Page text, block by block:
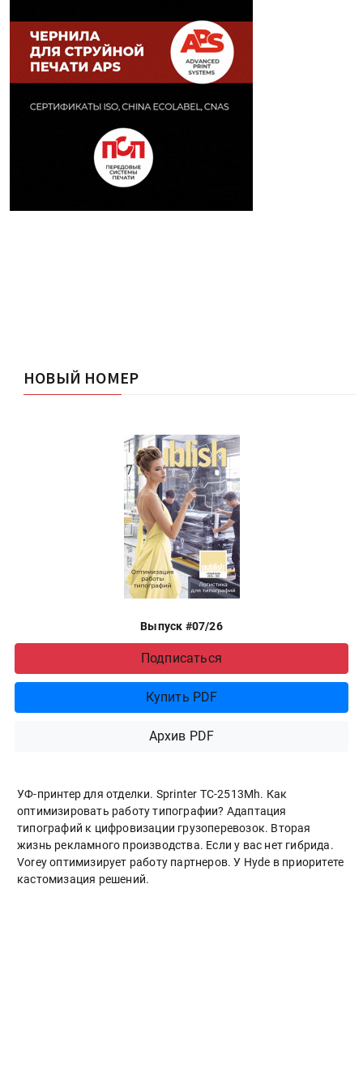
НОВЫЙ НОМЕР
Выпуск #07/26
Подписаться
Купить PDF
Архив PDF
УФ-принтер для отделки. Sprinter ТС-2513Mh. Как
оптимизировать работу типографии? Адаптация
типографий к цифровизации грузоперевозок. Вторая
жизнь рекламного производства. Если у вас нет гибрида.
Vorey оптимизирует работу партнеров. У Hyde в приоритете
кастомизация решений.